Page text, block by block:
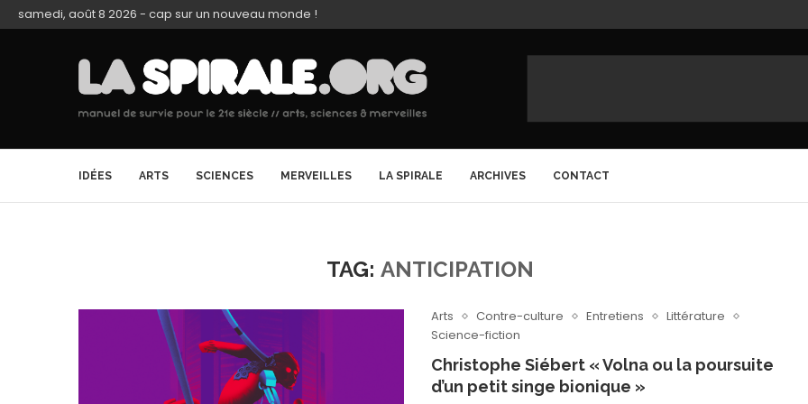
samedi, août 8 2026 - cap sur un nouveau monde !
IDÉES ARTS SCIENCES MERVEILLES LA SPIRALE ARCHIVES CONTACT
TAG: ANTICIPATION
Arts Contre-culture Entretiens
Littérature
Science-fiction
Christophe Siébert « Volna ou la poursuite
d’un petit singe bionique »